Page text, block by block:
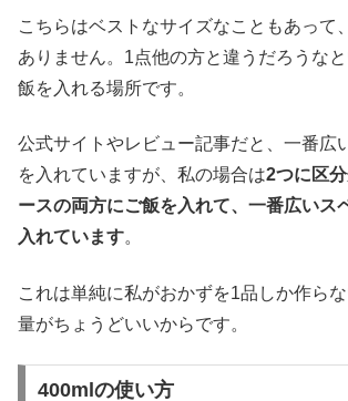
こちらはベストなサイズなこともあって
ありません。1点他の方と違うだろうな
飯を入れる場所です。
公式サイトやレビュー記事だと、一番広
を入れていますが、私の場合は2つに区
ースの両方にご飯を入れて、一番広いス
入れています。
これは単純に私がおかずを1品しか作ら
量がちょうどいいからです。
400mlの使い方